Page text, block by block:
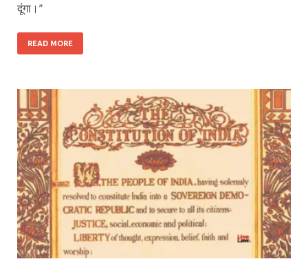
दूंगा।”
READ MORE